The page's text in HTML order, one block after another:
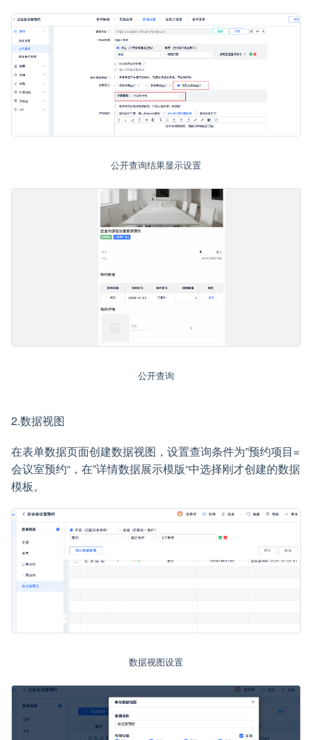
公开查询结果显示设置
公开查询
2.数据视图
在表单数据页面创建数据视图，设置查询条件为”预约项目=
会议室预约“，在”详情数据展示模版“中选择刚才创建的数据
模板。
数据视图设置